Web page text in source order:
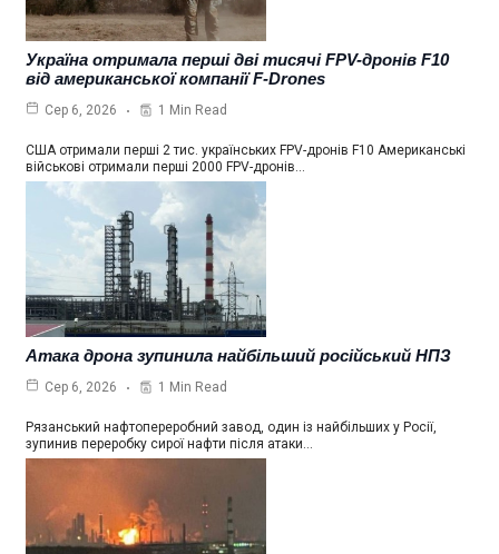
Україна отримала перші дві тисячі FPV-дронів F10
від американської компанії F-Drones
Сер 6, 2026 1 Min Read
США отримали перші 2 тис. українських FPV-дронів F10 Американські
військові отримали перші 2000 FPV-дронів…
Атака дрона зупинила найбільший російський НПЗ
Сер 6, 2026 1 Min Read
Рязанський нафтопереробний завод, один із найбільших у Росії,
зупинив переробку сирої нафти після атаки…